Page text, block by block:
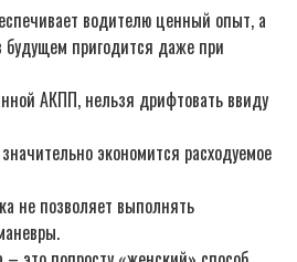
водителю ценный опыт, а
будущем пригодится даже при
АКПП, нельзя дрифтовать ввиду
экономится расходуемое
не позволяет выполнять